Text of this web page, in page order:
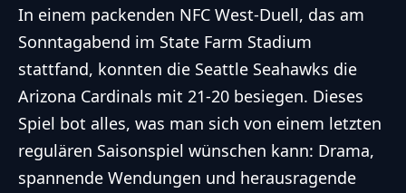
In einem packenden NFC West-Duell, das am
Sonntagabend im State Farm Stadium
stattfand, konnten die Seattle Seahawks die
Arizona Cardinals mit 21-20 besiegen. Dieses
Spiel bot alles, was man sich von einem letzten
regulären Saisonspiel wünschen kann: Drama,
spannende Wendungen und herausragende